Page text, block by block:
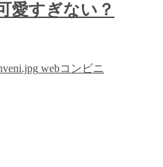
愛すぎない？
webコンビニ